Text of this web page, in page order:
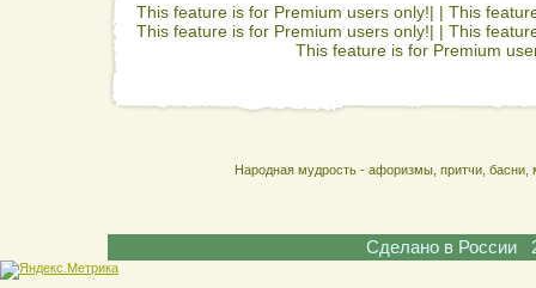
This feature is for Premium users only!| | This
This feature is for Premium users only!| | This
This feature is for Premium
Народная мудрость - афоризмы, притчи,
Сделано в России